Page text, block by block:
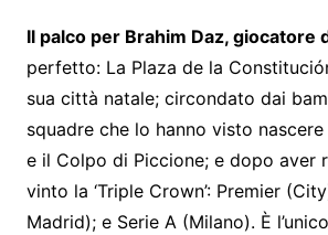
Il palco per Brahim Daz, giocatore
perfetto: La Plaza de la
sua città natale; circondato dai
squadre che lo hanno visto
e il Colpo di Piccione; e dopo aver
vinto la ‘Triple Crown’: Premier
Madrid); e Serie A (Milano). È